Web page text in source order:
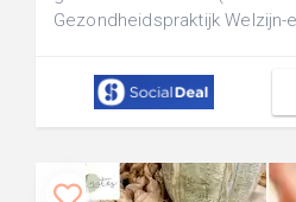
Gezondheidspraktijk Welzijn-